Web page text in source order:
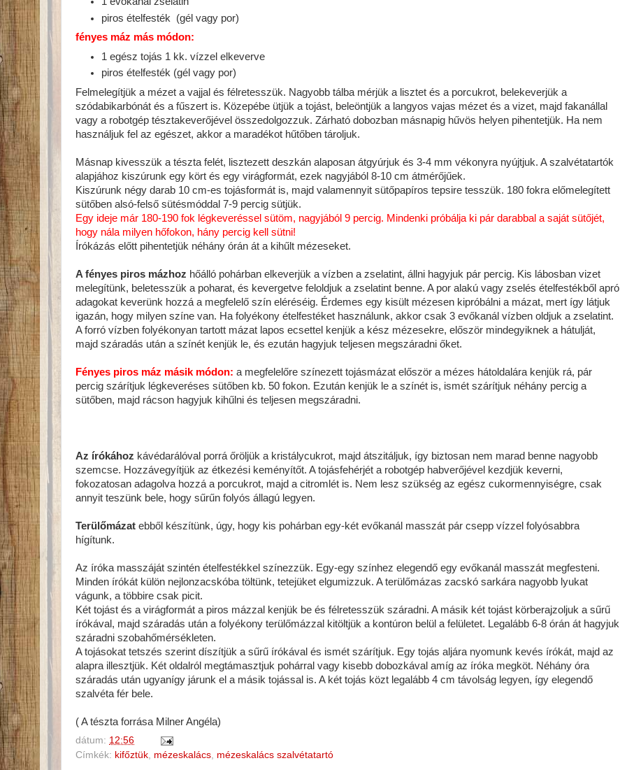
piros ételfesték (gél vagy por)
fényes máz más módon:
1 egész tojás 1 kk. vízzel elkeverve
piros ételfesték (gél vagy por)
Felmelegítjük a mézet a vajjal és félretesszük. Nagyobb tálba mérjük a lisztet és a porcukrot, belekeverjük a
szódabikarbónát és a fűszert is. Közepébe ütjük a tojást, beleöntjük a langyos vajas mézet és a vizet, majd fakanállal
vagy a robotgép tésztakeverőjével összedolgozzuk. Zárható dobozban másnapig hűvös helyen pihentetjük. Ha nem
használjuk fel az egészet, akkor a maradékot hűtőben tároljuk.
Másnap kivesszük a tészta felét, lisztezett deszkán alaposan átgyúrjuk és 3-4 mm vékonyra nyújtjuk. A szalvétatartók
alapjához kiszúrunk egy kört és egy virágformát, ezek nagyjából 8-10 cm átmérőjűek.
Kiszúrunk négy darab 10 cm-es tojásformát is, majd valamennyit sütőpapíros tepsire tesszük. 180 fokra előmelegített
sütőben alsó-felső sütésmóddal 7-9 percig sütjük.
Egy ideje már 180-190 fok légkeveréssel sütöm, nagyjából 9 percig. Mindenki próbálja ki pár darabbal a saját sütőjét,
hogy nála milyen hőfokon, hány percig kell sütni!
Írókázás előtt pihentetjük néhány órán át a kihűlt mézeseket.
A fényes piros mázhoz hőálló pohárban elkeverjük a vízben a zselatint, állni hagyjuk pár percig. Kis lábosban vizet
melegítünk, beletesszük a poharat, és kevergetve feloldjuk a zselatint benne. A por alakú vagy zselés ételfestékből apró
adagokat keverünk hozzá a megfelelő szín eléréséig. Érdemes egy kisült mézesen kipróbálni a mázat, mert így látjuk
igazán, hogy milyen színe van. Ha folyékony ételfestéket használunk, akkor csak 3 evőkanál vízben oldjuk a zselatint.
A forró vízben folyékonyan tartott mázat lapos ecsettel kenjük a kész mézesekre, először mindegyiknek a hátulját,
majd száradás után a színét kenjük le, és ezután hagyjuk teljesen megszáradni őket.
Fényes piros máz másik módon: a megfelelőre színezett tojásmázat először a mézes hátoldalára kenjük rá, pár
percig szárítjuk légkeveréses sütőben kb. 50 fokon. Ezután kenjük le a színét is, ismét szárítjuk néhány percig a
sütőben, majd rácson hagyjuk kihűlni és teljesen megszáradni.
Az írókához kávédarálóval porrá őröljük a kristálycukrot, majd átszitáljuk, így biztosan nem marad benne nagyobb
szemcse. Hozzávegyítjük az étkezési keményítőt. A tojásfehérjét a robotgép habverőjével kezdjük keverni,
fokozatosan adagolva hozzá a porcukrot, majd a citromlét is. Nem lesz szükség az egész cukormennyiségre, csak
annyit teszünk bele, hogy sűrűn folyós állagú legyen.
Terülőmázat ebből készítünk, úgy, hogy kis pohárban egy-két evőkanál masszát pár csepp vízzel folyósabbra
hígítunk.
Az íróka masszáját szintén ételfestékkel színezzük. Egy-egy színhez elegendő egy evőkanál masszát megfesteni.
Minden írókát külön nejlonzacskóba töltünk, tetejüket elgumizzuk. A terülőmázas zacskó sarkára nagyobb lyukat
vágunk, a többire csak picit.
Két tojást és a virágformát a piros mázzal kenjük be és félretesszük száradni. A másik két tojást körberajzoljuk a sűrű
írókával, majd száradás után a folyékony terülőmázzal kitöltjük a kontúron belül a felületet. Legalább 6-8 órán át hagyjuk
száradni szobahőmérsékleten.
A tojásokat tetszés szerint díszítjük a sűrű írókával és ismét szárítjuk. Egy tojás aljára nyomunk kevés írókát, majd az
alapra illesztjük. Két oldalról megtámasztjuk pohárral vagy kisebb dobozkával amíg az íróka megköt. Néhány óra
száradás után ugyanígy járunk el a másik tojással is. A két tojás közt legalább 4 cm távolság legyen, így elegendő
szalvéta fér bele.
( A tészta forrása Milner Angéla)
dátum: 12:56
Címkék: kifőztük, mézeskalács, mézeskalács szalvétatartó